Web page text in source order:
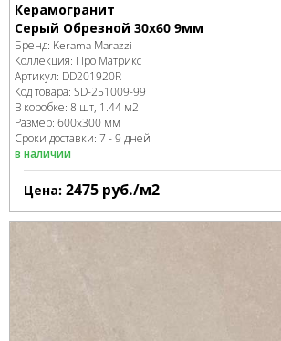
Керамогранит
Серый Обрезной 30x60 9мм
Бренд: Kerama Marazzi
Коллекция: Про Матрикс
Артикул: DD201920R
Код товара: SD-251009-99
В коробке: 8 шт, 1.44 м2
Размер: 600x300 мм
Сроки доставки: 7 - 9 дней
в наличии
Цена: 2475 руб./м2